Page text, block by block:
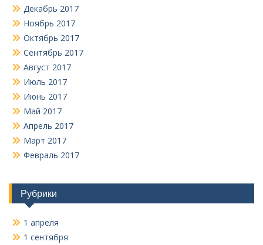
Декабрь 2017
Ноябрь 2017
Октябрь 2017
Сентябрь 2017
Август 2017
Июль 2017
Июнь 2017
Май 2017
Апрель 2017
Март 2017
Февраль 2017
Рубрики
1 апреля
1 сентября